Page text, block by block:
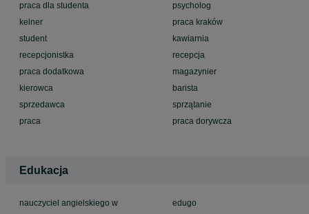
praca dla studenta
kelner
student
recepcjonistka
praca dodatkowa
kierowca
sprzedawca
praca
psycholog
praca kraków
kawiarnia
recepcja
magazynier
barista
sprzątanie
praca dorywcza
Edukacja
nauczyciel angielskiego w
edugo